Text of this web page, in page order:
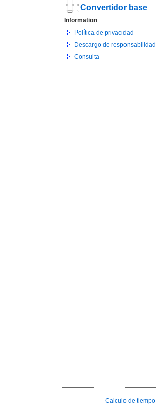
Convertidor base
Information
Política de privacidad
Descargo de responsabilidad
Consulta
Calculo de tiempo